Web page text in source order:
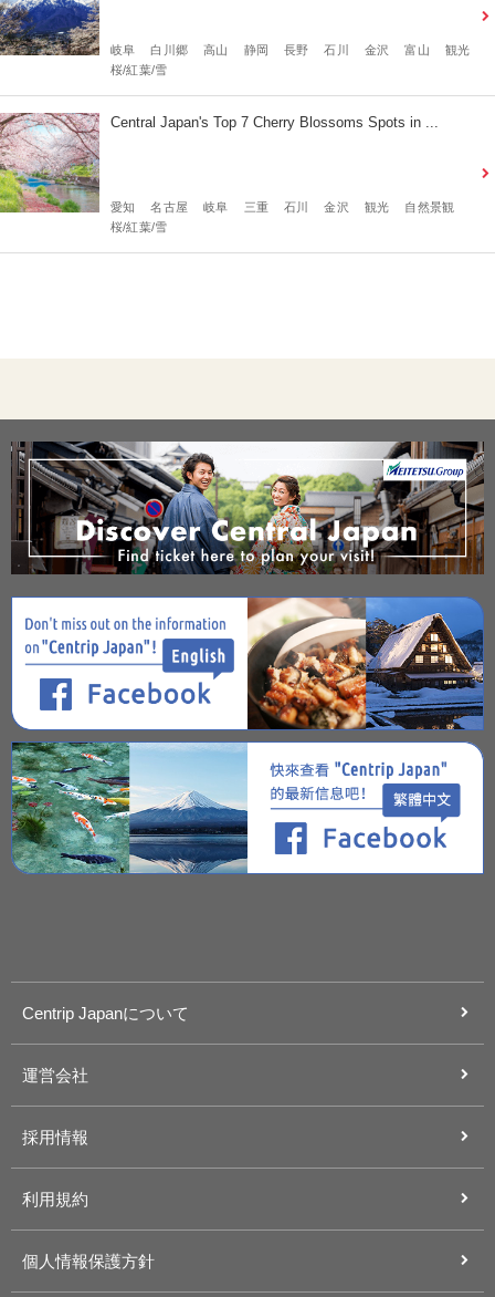
岐阜 白川郷 高山 静岡 長野 石川 金沢 富山
観光
桜/紅葉/雪
Central Japan's Top 7 Cherry Blossoms Spots in ...
愛知 名古屋 岐阜 三重 石川 金沢 観光
自然景観
桜/紅葉/雪
Centrip Japanについて
運営会社
採用情報
利用規約
個人情報保護方針